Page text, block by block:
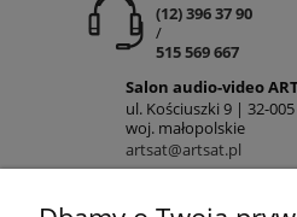
(12) 396 37 90
/
515 569 667
Salon audio-video
ul. Kościuszki 9 | 32-
woj. małopolskie
artsat@artsat.pl
NIP: 6782225502 |